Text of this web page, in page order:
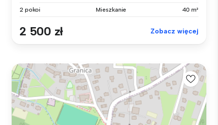
2 pokoi Mieszkanie 40 m²
2 500 zł Zobacz więcej